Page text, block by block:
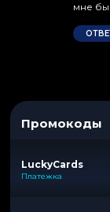
мне бы
Промокоды
LuckyCards
Платежка